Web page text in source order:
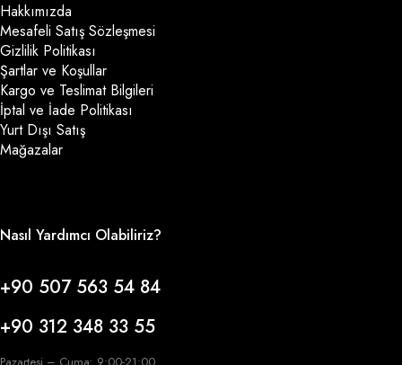
Hakkımızda
Mesafeli Satış Sözleşmesi
Gizlilik Politikası
Şartlar ve Koşullar
Kargo ve Teslimat Bilgileri
İptal ve İade Politikası
Yurt Dışı Satış
Mağazalar
Nasıl Yardımcı Olabiliriz?
+90 507 563 54 84
+90 312 348 33 55